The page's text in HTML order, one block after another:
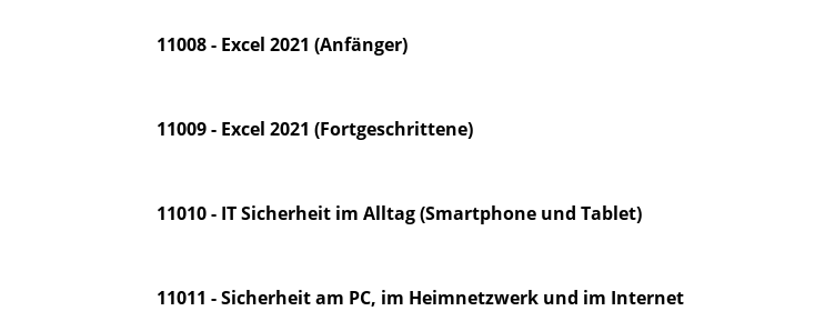
11008 - Excel 2021 (Anfänger)
11009 - Excel 2021 (Fortgeschrittene)
11010 - IT Sicherheit im Alltag (Smartphone und Tablet)
11011 - Sicherheit am PC, im Heimnetzwerk und im Internet